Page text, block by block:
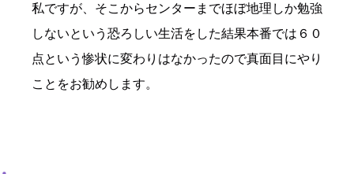
私ですが、そこからセンターまでほぼ地理しか勉強
しないという恐ろしい生活をした結果本番では６０
点という惨状に変わりはなかったので真面目にやり
ことをお勧めします。